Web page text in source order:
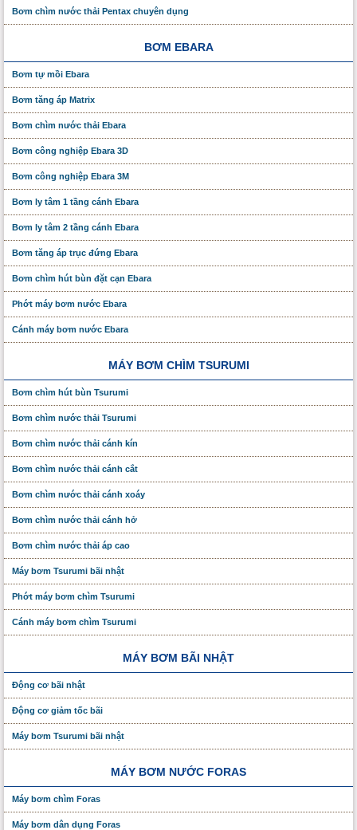
Bơm chìm nước thải Pentax chuyên dụng
BƠM EBARA
Bơm tự mồi Ebara
Bơm tăng áp Matrix
Bơm chìm nước thải Ebara
Bơm công nghiệp Ebara 3D
Bơm công nghiệp Ebara 3M
Bơm ly tâm 1 tầng cánh Ebara
Bơm ly tâm 2 tầng cánh Ebara
Bơm tăng áp trục đứng Ebara
Bơm chìm hút bùn đặt cạn Ebara
Phớt máy bơm nước Ebara
Cánh máy bơm nước Ebara
MÁY BƠM CHÌM TSURUMI
Bơm chìm hút bùn Tsurumi
Bơm chìm nước thải Tsurumi
Bơm chìm nước thải cánh kín
Bơm chìm nước thải cánh cắt
Bơm chìm nước thải cánh xoáy
Bơm chìm nước thải cánh hở
Bơm chìm nước thải áp cao
Máy bơm Tsurumi bãi nhật
Phớt máy bơm chìm Tsurumi
Cánh máy bơm chìm Tsurumi
MÁY BƠM BÃI NHẬT
Động cơ bãi nhật
Động cơ giảm tốc bãi
Máy bơm Tsurumi bãi nhật
MÁY BƠM NƯỚC FORAS
Máy bơm chìm Foras
Máy bơm dân dụng Foras